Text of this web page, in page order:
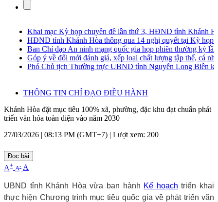
Khai mạc Kỳ họp chuyên đề lần thứ 3, HĐND tỉnh Khánh
HĐND tỉnh Khánh Hòa thông qua 14 nghị quyết tại Kỳ họp
Ban Chỉ đạo An ninh mạng quốc gia họp phiên thường kỳ lần
Góp ý về đổi mới đánh giá, xếp loại chất lượng tập thể, cá
Phó Chủ tịch Thường trực UBND tỉnh Nguyễn Long Biên
THÔNG TIN CHỈ ĐẠO ĐIỀU HÀNH
Khánh Hòa đặt mục tiêu 100% xã, phường, đặc khu đạt chuẩn phát
triển văn hóa toàn diện vào năm 2030
27/03/2026 | 08:13 PM (GMT+7) | Lượt xem: 200
Đọc bài
A+ A- A
UBND tỉnh Khánh Hòa vừa ban hành Kế hoạch triển khai
thực hiện Chương trình mục tiêu quốc gia về phát triển văn